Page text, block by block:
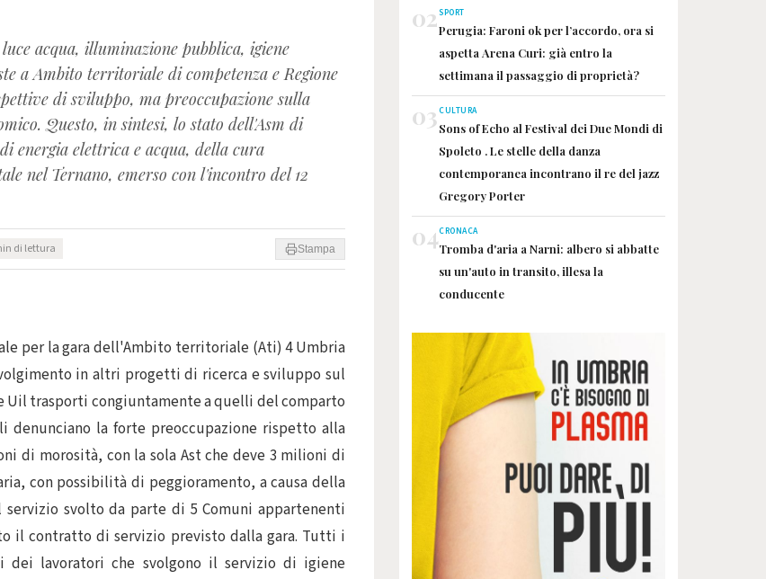
acqua, illuminazione pubblica, igiene
a Ambito territoriale di competenza e Regione
di sviluppo, ma preoccupazione sulla
Questo, in sintesi, lo stato dell'Asm di
energia elettrica e acqua, della cura
nel Ternano, emerso con l'incontro del 12
di lettura Stampa
per la gara dell'Ambito territoriale (Ati) 4 Umbria
in altri progetti di ricerca e sviluppo sul
trasporti congiuntamente a quelli del comparto
la forte preoccupazione rispetto alla
di morosità, con la sola Ast che deve 3 milioni di
con possibilità di peggioramento, a causa della
svolto da parte di 5 Comuni appartenenti
il contratto di servizio previsto dalla gara. Tutti i
dei lavoratori che svolgono il servizio di igiene
02SPORT
Perugia: Faroni ok per l’accordo, ora si
aspetta Arena Curi: già entro la
settimana il passaggio di proprietà?
03CULTURA
Sons of Echo al Festival dei Due Mondi di
Spoleto . Le stelle della danza
contemporanea incontrano il re del jazz
Gregory Porter
04CRONACA
Tromba d'aria a Narni: albero si abbatte
su un'auto in transito, illesa la
conducente